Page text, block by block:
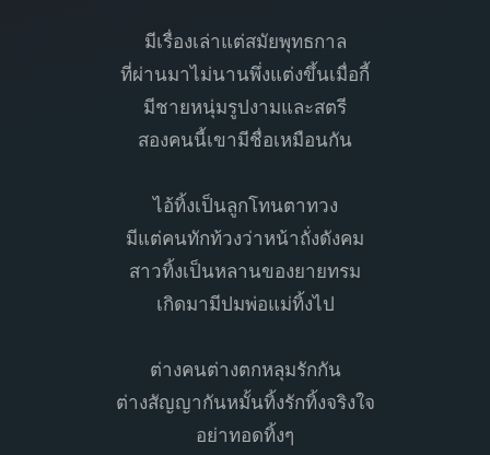
มีเรื่องเล่าแต่สมัยพุทธกาล
ที่ผ่านมาไม่นานพึ่งแต่งขึ้นเมื่อกี้
มีชายหนุ่มรูปงามและสตรี
สองคนนี้เขามีชื่อเหมือนกัน
ไอ้ทิ้งเป็นลูกโทนตาทวง
มีแต่คนทักท้วงว่าหน้าถั่งดังคม
สาวทิ้งเป็นหลานของยายทรม
เกิดมามีปมพ่อแม่ทิ้งไป
ต่างคนต่างตกหลุมรักกัน
ต่างสัญญากันหมั้นทิ้งรักทิ้งจริงใจ
อย่าทอดทิ้งๆ